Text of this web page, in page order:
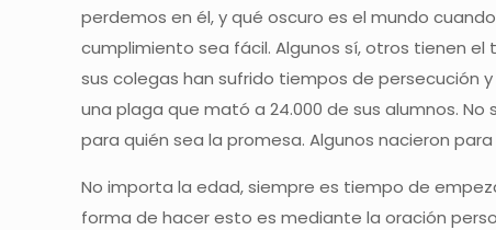
perdemos en él, y qué oscuro es el mundo
cumplimiento sea fácil. Algunos sí, otros tienen el
sus colegas han sufrido tiempos de persecución
una plaga que mató a 24.000 de sus alumnos. No
para quién sea la promesa. Algunos nacieron
No importa la edad, siempre es tiempo de
forma de hacer esto es mediante la oración